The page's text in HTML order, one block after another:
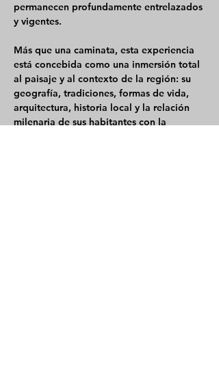
permanecen profundamente entrelazados
y vigentes.
Más que una caminata, esta experiencia
está concebida como una inmersión total
al paisaje y al contexto de la región: su
geografía, tradiciones, formas de vida,
arquitectura, historia local y la relación
milenaria de sus habitantes con la